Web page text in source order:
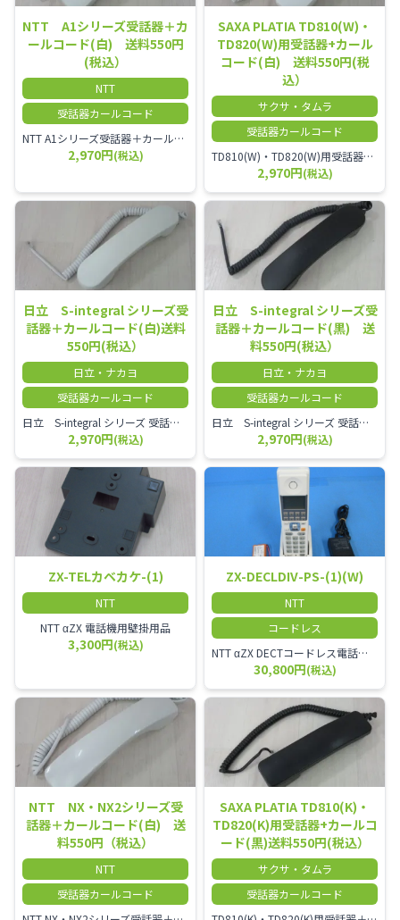
NTT A1シリーズ受話器＋カ
ールコード(白) 送料550円
(税込）
NTT
受話器カールコード
NTT A1シリーズ受話器＋カールコード セット／本商品は中古品となります。 写真では分かりにくいキズ・汚れなどの使用感があります。 経年変化で日焼けの色味が強くなる場合がございます。 予めご理解・ご了承頂きますようお願いいたします。
2,970円(税込)
SAXA PLATIA TD810(W)・
TD820(W)用受話器+カール
コード(白) 送料550円(税
込）
サクサ・タムラ
受話器カールコード
TD810(W)・TD820(W)用受話器＋カールコード セット／本商品は中古品となります。 写真では分かりにくいキズ・汚れなどの使用感があります。 予めご理解・ご了承頂きますようお願いいたします。
2,970円(税込)
日立 S-integral シリーズ受
話器＋カールコード(白)送料
550円(税込）
日立・ナカヨ
受話器カールコード
日立 S-integral シリーズ 受話器＋カールコード セット（白）／本商品は中古品となります。 写真では分かりにくいキズ・汚れなどの使用感があります。 経年変化で日焼けの色味が強くなる場合がございます。 予めご理解・ご了承頂きますようお願いいたします。
2,970円(税込)
日立 S-integral シリーズ受
話器＋カールコード(黒) 送
料550円(税込）
日立・ナカヨ
受話器カールコード
日立 S-integral シリーズ 受話器＋カールコード セット（黒）／本商品は中古品となります。 写真では分かりにくいキズ・汚れなどの使用感があります。 経年変化で日焼けの色味が強くなる場合がございます。 予めご理解・ご了承頂きますようお願いいたします。
2,970円(税込)
ZX-TELカベカケ-(1)
NTT
NTT αZX 電話機用壁掛用品
3,300円(税込)
ZX-DECLDIV-PS-(1)(W)
NTT
コードレス
NTT αZX DECTコードレス電話機(ダイバーシティ方式)
30,800円(税込)
NTT NX・NX2シリーズ受
話器＋カールコード(白) 送
料550円（税込）
NTT
受話器カールコード
SAXA PLATIA TD810(K)・
TD820(K)用受話器+カールコ
ード(黒)送料550円(税込）
サクサ・タムラ
受話器カールコード